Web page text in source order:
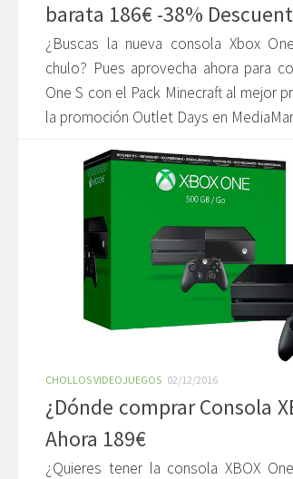
barata 186€ -38%
¿Buscas la nueva consola Xbox
chulo? Pues aprovecha ahora para
One S con el Pack Minecraft al mejor
la promoción Outlet Days en
CHOLLOS VIDEOJUEGOS 02/12/2016
¿Dónde comprar Consola
Ahora 189€
¿Quieres tener la consola XBOX